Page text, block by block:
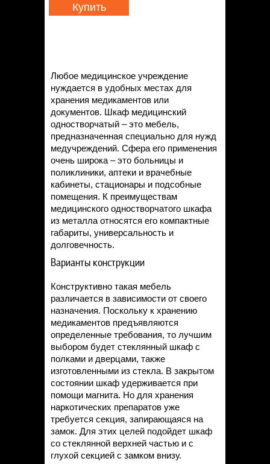
Купить
Любое медицинское учреждение
нуждается в удобных местах для
хранения медикаментов или
документов. Шкаф медицинский
одностворчатый – это мебель,
предназначенная специально для нужд
медучреждений. Сфера его применения
очень широка – это больницы и
поликлиники, аптеки и врачебные
кабинеты, стационары и подсобные
помещения. К преимуществам
медицинского одностворчатого шкафа
из металла относятся его компактные
габариты, универсальность и
долговечность.
Варианты конструкции
Конструктивно такая мебель
различается в зависимости от своего
назначения. Поскольку к хранению
медикаментов предъявляются
определенные требования, то лучшим
выбором будет стеклянный шкаф с
полками и дверцами, также
изготовленными из стекла. В закрытом
состоянии шкаф удерживается при
помощи магнита. Но для хранения
наркотических препаратов уже
требуется секция, запирающаяся на
замок. Для этих целей подойдет шкаф
со стеклянной верхней частью и с
глухой секцией с замком внизу.